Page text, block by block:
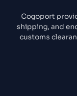
Cogoport
shipping, and
customs